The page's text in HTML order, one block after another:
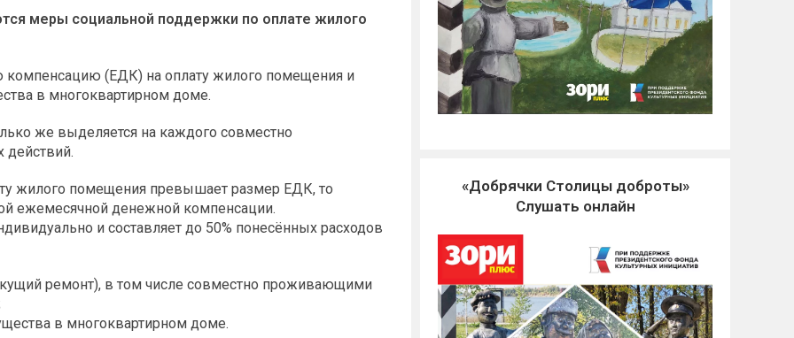
меры социальной поддержки по оплате жилого
(ЕДК) на оплату жилого помещения и
в многоквартирном доме.
же выделяется на каждого совместно
действий.
жилого помещения превышает размер ЕДК, то
ежемесячной денежной компенсации.
и составляет до 50% понесённых расходов
ремонт), в том числе совместно проживающими
в многоквартирном доме.
«Добрячки Столицы доброты»
Слушать онлайн